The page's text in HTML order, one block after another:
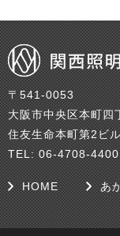
〒541-0053
大阪市中央区本町四
住友生命本町第2ビ
TEL: 06-4708-
HOME あ